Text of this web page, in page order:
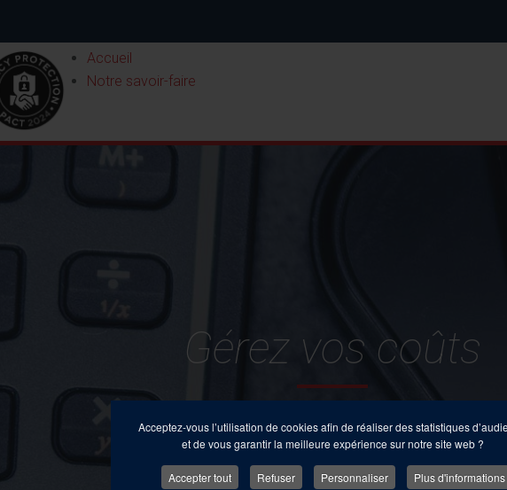
Accueil
Notre savoir-faire
En savoir
Acceptez-vous l’utilisation de cookies afin de réaliser des statistiques
et de vous garantir la meilleure expérience sur notre site web ?
Accepter tout Refuser Personnaliser Plus d'informations